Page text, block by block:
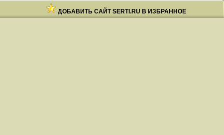
ДОБАВИТЬ САЙТ SERTI.RU В ИЗБРАННОЕ